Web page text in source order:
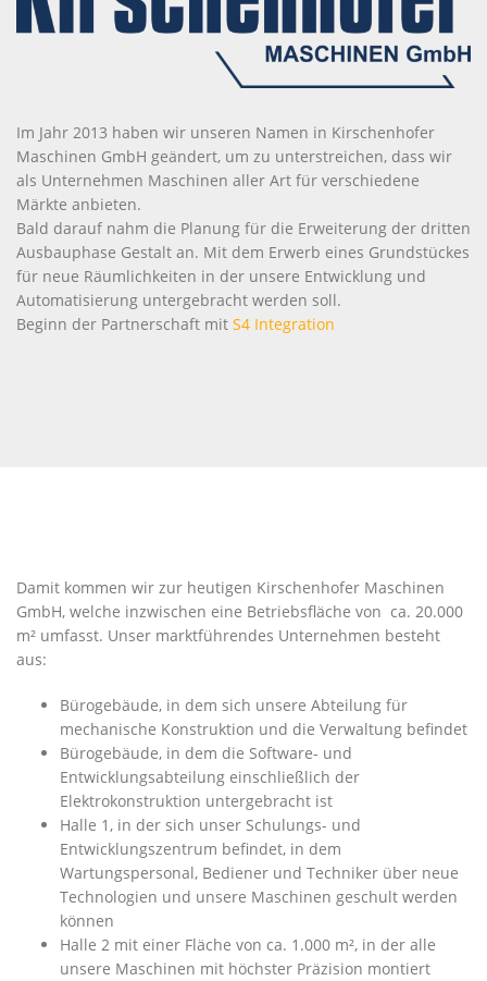
Im Jahr 2013 haben wir unseren Namen in Kirschenhofer
Maschinen GmbH geändert, um zu unterstreichen, dass wir
als Unternehmen Maschinen aller Art für verschiedene
Märkte anbieten.
Bald darauf nahm die Planung für die Erweiterung der dritten
Ausbauphase Gestalt an. Mit dem Erwerb eines Grundstückes
für neue Räumlichkeiten in der unsere Entwicklung und
Automatisierung untergebracht werden soll.
Beginn der Partnerschaft mit S4 Integration
Damit kommen wir zur heutigen Kirschenhofer Maschinen
GmbH, welche inzwischen eine Betriebsfläche von ca. 20.000
m² umfasst. Unser marktführendes Unternehmen besteht
aus:
Bürogebäude, in dem sich unsere Abteilung für
mechanische Konstruktion und die Verwaltung befindet
Bürogebäude, in dem die Software- und
Entwicklungsabteilung einschließlich der
Elektrokonstruktion untergebracht ist
Halle 1, in der sich unser Schulungs- und
Entwicklungszentrum befindet, in dem
Wartungspersonal, Bediener und Techniker über neue
Technologien und unsere Maschinen geschult werden
können
Halle 2 mit einer Fläche von ca. 1.000 m², in der alle
unsere Maschinen mit höchster Präzision montiert